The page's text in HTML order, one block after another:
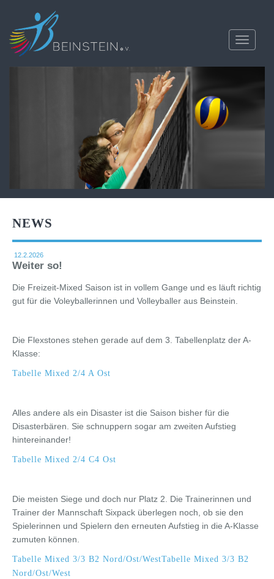
Toggle
NEWS
12.2.2026
Weiter so!
Die Freizeit-Mixed Saison ist in vollem Gange und es läuft richtig
gut für die Voleyballerinnen und Volleyballer aus Beinstein.
Die Flexstones stehen gerade auf dem 3. Tabellenplatz der A-
Klasse:
Tabelle Mixed 2/4 A Ost
Alles andere als ein Disaster ist die Saison bisher für die
Disasterbären. Sie schnuppern sogar am zweiten Aufstieg
hintereinander!
Tabelle Mixed 2/4 C4 Ost
Die meisten Siege und doch nur Platz 2. Die Trainerinnen und
Trainer der Mannschaft Sixpack überlegen noch, ob sie den
Spielerinnen und Spielern den erneuten Aufstieg in die A-Klasse
zumuten können.
Tabelle Mixed 3/3 B2 Nord/Ost/WestTabelle Mixed 3/3 B2
Nord/Ost/West